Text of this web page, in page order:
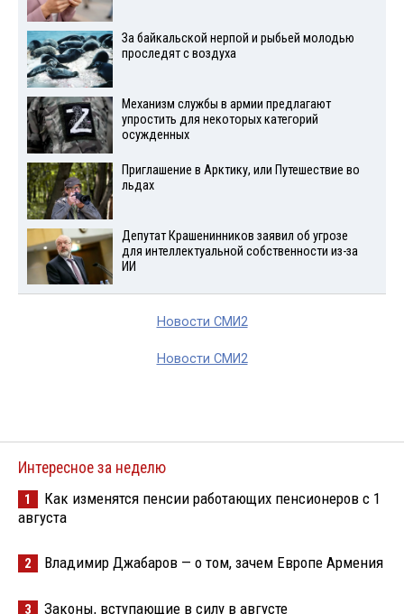
За байкальской нерпой и рыбьей молодью
проследят с воздуха
Механизм службы в армии предлагают
упростить для некоторых категорий
осужденных
Приглашение в Арктику, или Путешествие во
льдах
Депутат Крашенинников заявил об угрозе
для интеллектуальной собственности из-за
ИИ
Новости СМИ2
Новости СМИ2
Интересное за неделю
1
Как изменятся пенсии работающих пенсионеров с 1
августа
2 Владимир Джабаров — о том, зачем Европе Армения
3 Законы, вступающие в силу в августе